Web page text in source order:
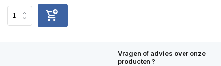
Vragen of advies over onze
producten ?